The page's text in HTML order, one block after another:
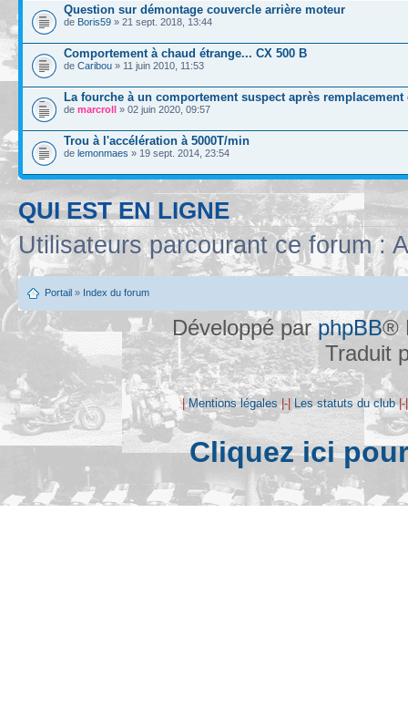
Question sur démontage couvercle arrière moteur
de Boris59 » 21 sept. 2018, 13:44
Comportement à chaud étrange... CX 500 B
de Caribou » 11 juin 2010, 11:53
La fourche à un comportement suspect après
de marcroll » 02 juin 2020, 09:57
Trou à l'accélération à 5000T/min
de lemonmaes » 19 sept. 2014, 23:54
QUI EST EN LIGNE
Utilisateurs parcourant ce forum :
Portail » Index du forum
Développé parphpBB®
Traduit
|Mentions légales |-| Les statuts du club
Cliquez ici